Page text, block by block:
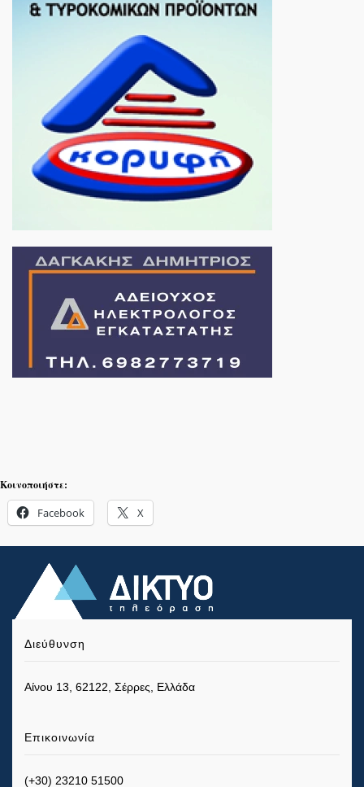
Κοινοποιήστε:
Facebook X
Διεύθυνση
Αίνου 13, 62122, Σέρρες, Ελλάδα
Επικοινωνία
(+30) 23210 51500